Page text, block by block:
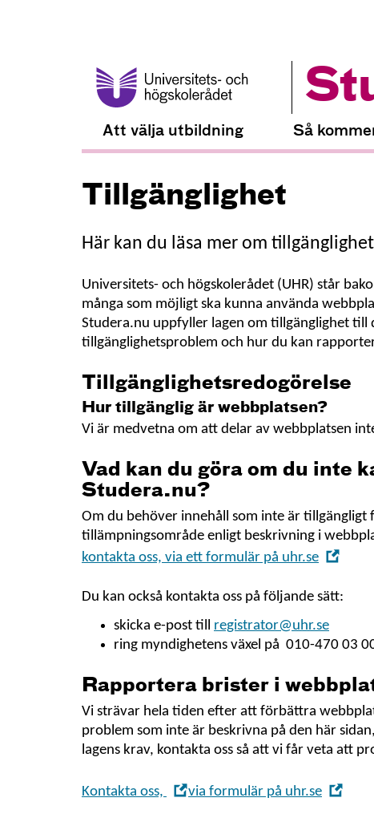
Att välja utbildning Så
Tillgänglighet
Här kan du läsa mer om
Universitets- och högskolerådet (UHR) står
många som möjligt ska kunna använda
Studera.nu uppfyller lagen om tillgänglighet till
tillgänglighetsproblem och hur du kan
Tillgänglighetsredogörelse
Hur tillgänglig är webbplatsen?
Vi är medvetna om att delar av webbplatsen
Vad kan du göra om du inte
Studera.nu?
Om du behöver innehåll som inte är
tillämpningsområde enligt beskrivning i
kontakta oss, via ett formulär på uhr.se
i
Du kan också kontakta oss på följande sätt:
skicka e-post till registrator@uhr.se
ring myndighetens växel på 010-470 03
Rapportera brister i
Vi strävar hela tiden efter att förbättra
problem som inte är beskrivna på den här
lagens krav, kontakta oss så att vi får veta att
Kontakta oss,
,via formulär på uhr.se